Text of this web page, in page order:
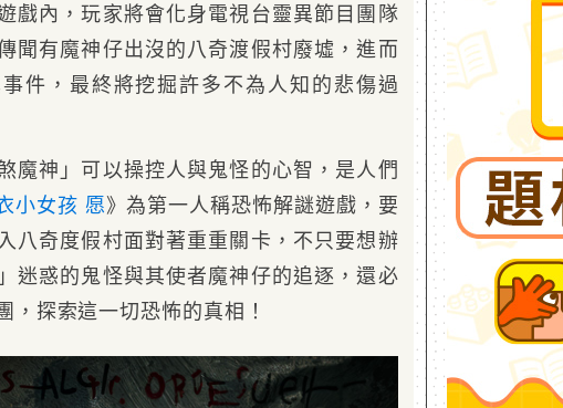
戲內，玩家將會化身電視台靈異節目團隊
聞有魔神仔出沒的八奇渡假村廢墟，進而
件，最終將挖掘許多不為人知的悲傷過
魔神」可以操控人與鬼怪的心智，是人們
小女孩 愿》為第一人稱恐怖解謎遊戲，要
八奇度假村面對著重重關卡，不只要想辦
迷惑的鬼怪與其使者魔神仔的追逐，還必
，探索這一切恐怖的真相！